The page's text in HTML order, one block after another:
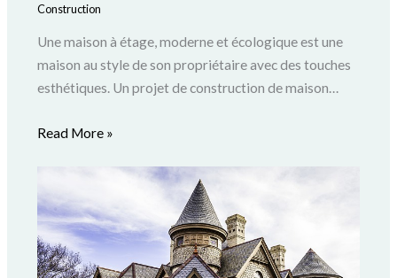
Construction
Une maison à étage, moderne et écologique est une
maison au style de son propriétaire avec des touches
esthétiques. Un projet de construction de maison…
Read More »